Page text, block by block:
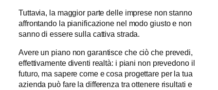
Tuttavia, la maggior parte delle imprese non stanno
affrontando la pianificazione nel modo giusto e non
sanno di essere sulla cattiva strada.
Avere un piano non garantisce che ciò che prevedi,
effettivamente diventi realtà: i piani non prevedono il
futuro, ma sapere come e cosa progettare per la tua
azienda può fare la differenza tra ottenere risultati e